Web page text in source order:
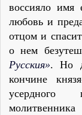
воссияло
любовь и
отцом и
о нем
Русския». Но
кончине
усердного